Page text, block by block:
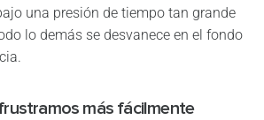
una presión de tiempo tan grande
lo demás se desvanece en el fondo
más fácilmente